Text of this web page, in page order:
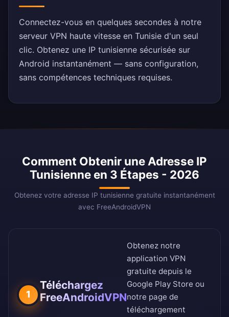
Connectez-vous en quelques secondes à notre
serveur VPN haute vitesse en Tunisie d'un seul
clic. Obtenez une IP tunisienne sécurisée sur
Android instantanément — sans configuration,
sans compétences techniques requises.
Comment Obtenir une Adresse IP
Tunisienne en 3 Étapes - 2026
Obtenez votre adresse IP tunisienne gratuite instantanément
avec FreeAndroidVPN
1
Téléchargez
FreeAndroidVPN
Obtenez notre
application VPN
gratuite depuis le
Google Play Store ou
notre page de
téléchargement